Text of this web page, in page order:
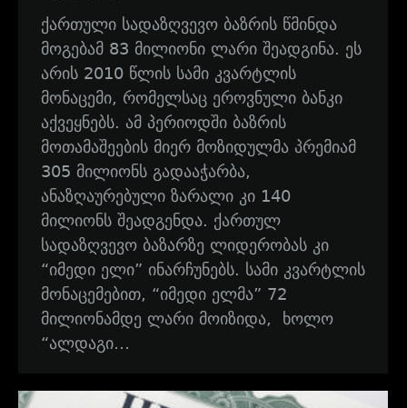
ქართული სადაზღვევო ბაზრის წმინდა
მოგებამ 83 მილიონი ლარი შეადგინა. ეს
არის 2010 წლის სამი კვარტლის
მონაცემი, რომელსაც ეროვნული ბანკი
აქვეყნებს. ამ პერიოდში ბაზრის
მოთამაშეების მიერ მოზიდულმა პრემიამ
305 მილიონს გადააჭარბა,
ანაზღაურებული ზარალი კი 140
მილიონს შეადგენდა. ქართულ
სადაზღვევო ბაზარზე ლიდერობას კი
“იმედი ელი” ინარჩუნებს. სამი კვარტლის
მონაცემებით, “იმედი ელმა” 72
მილიონამდე ლარი მოიზიდა, ხოლო
“ალდაგი…